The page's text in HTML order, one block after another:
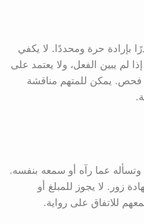
بإرادة حرة ومحددًا. لا يكفي
لم يبين الفعل، ولا يعتمد على
فحص. يمكن للمتهم مناقشة
وتسأله عما رآه أو سمعه بنفسه.
زور. لا يجوز للمبلغ أو
للاتفاق على رواية.